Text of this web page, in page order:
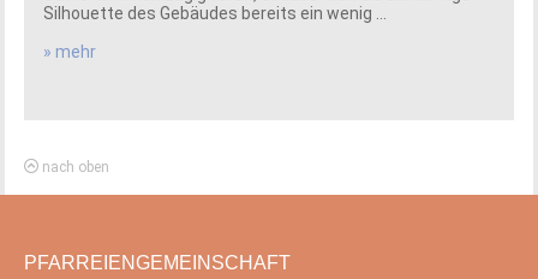
Silhouette des Gebäudes bereits ein wenig ...
» mehr
nach oben
PFARREIENGEMEINSCHAFT